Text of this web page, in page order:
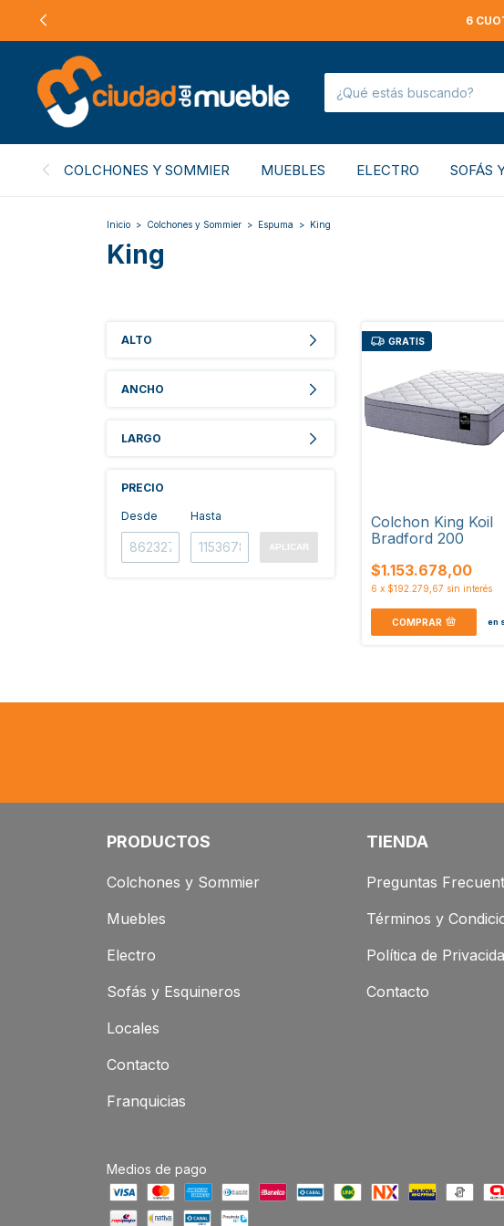
6
COLCHONES Y SOMMIER MUEBLES ELECTRO SOFÁS
Inicio > Colchones y Sommier > Espuma > King
King
ALTO
ANCHO
LARGO
PRECIO
Desde Hasta
APLICAR
GRATIS
Colchon King Koil
Bradford 200
$1.153.678,00
6 x $192.279,67 sin interés
COMPRAR en
PRODUCTOS
Colchones y Sommier
Muebles
Electro
Sofás y Esquineros
Locales
Contacto
Franquicias
TIENDA
Preguntas
Términos y
Política de
Contacto
Medios de pago